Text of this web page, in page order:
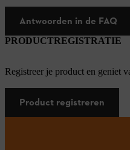
Antwoorden in de FAQ
PRODUCTREGISTRATIE
Registreer je product en geniet
Product registreren